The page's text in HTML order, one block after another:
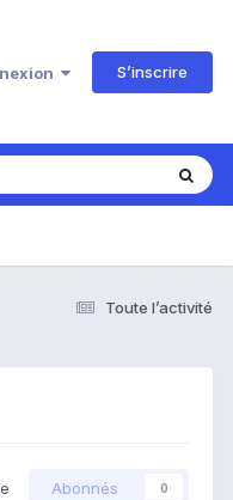
S’inscrire
Toute l’activité
Abonnés 0